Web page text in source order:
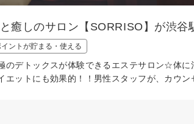
癒しのサロン【SORRISO】が渋谷
イントが貯まる・使える
のデトックスが体験できるエステサロン☆体
エットにも効果的！！男性スタッフが、カウ